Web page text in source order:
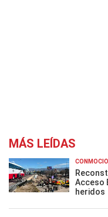
MÁS LEÍDAS
Acceso
heridos